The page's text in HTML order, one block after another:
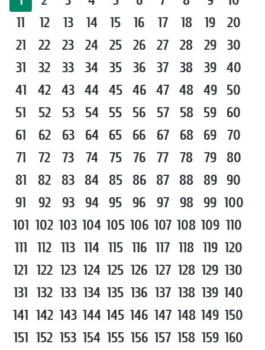
11
12 13 14 15 16 17 18 19
20
21
22 23 24 25 26 27 28 29
30
31
32 33 34 35 36 37 38 39
40
41
42 43 44 45 46 47 48 49
50
51
52 53 54 55 56 57 58 59
60
61
62 63 64 65 66 67 68 69
70
71
72 73 74 75 76 77 78 79
80
81
82 83 84 85 86 87 88 89
90
91
92 93 94 95 96 97 98 99 100
101 102 103 104 105 106 107 108 109 110
111
112 113 114 115 116 117 118 119 120
121
122 123 124 125 126 127 128 129 130
131
132 133 134 135 136 137 138 139 140
141
142 143 144 145 146 147 148 149 150
151
152 153 154 155 156 157 158 159 160